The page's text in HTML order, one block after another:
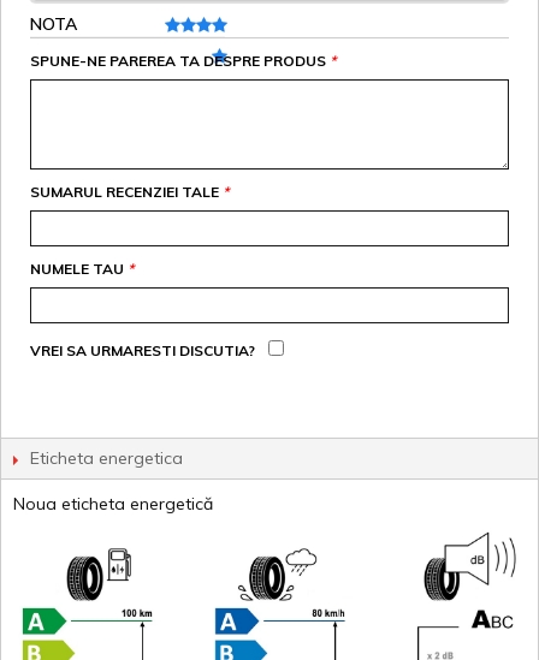
NOTA
*
SPUNE-NE PAREREA TA DESPRE PRODUS
*
SUMARUL RECENZIEI TALE
*
NUMELE TAU
VREI SA URMARESTI DISCUTIA?
Eticheta energetica
Noua eticheta energetică